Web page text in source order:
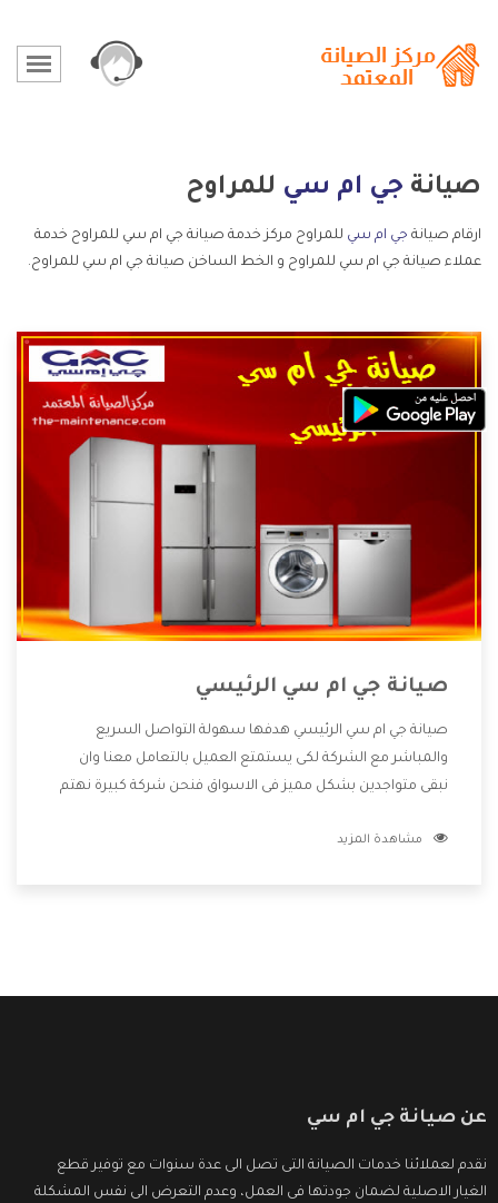
صيانة جي ام سي للمراوح
ارقام صيانة جي ام سي للمراوح مركز خدمة صيانة جي ام سي للمراوح خدمة
عملاء صيانة جي ام سي للمراوح و الخط الساخن صيانة جي ام سي للمراوح.
صيانة جي ام سي الرئيسي
صيانة جي ام سي الرئيسي هدفها سهولة التواصل السريع
والمباشر مع الشركة لكى يستمتع العميل بالتعامل معنا وان
نبقى متواجدين بشكل مميز فى الاسواق فنحن شركة كبيرة نهتم
الشركة بها والتى تكون منها خدمة الصيانة التى تكون من أهم
مشاهدة المزيد
عن صيانة جي ام سي
نقدم لعملائنا خدمات الصيانة التى تصل الى عدة سنوات مع توفير قطع
الغيار الاصلية لضمان جودتها فى العمل، وعدم التعرض الى نفس المشكلة